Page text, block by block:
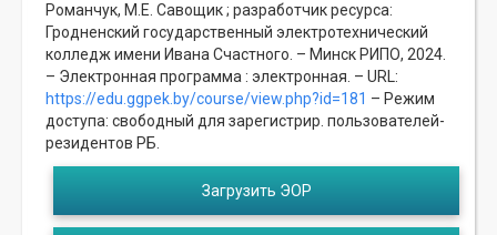
Романчук, М.Е. Савощик ; разработчик ресурса:
Гродненский государственный электротехнический
колледж имени Ивана Счастного. – Минск РИПО, 2024.
– Электронная программа : электронная. – URL:
https://edu.ggpek.by/course/view.php?id=181 – Режим
доступа: свободный для зарегистрир. пользователей-
резидентов РБ.
Загрузить ЭОР